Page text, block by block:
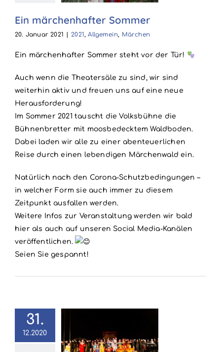
Ein märchenhafter Sommer
20. Januar 2021 2021,Allgemein, Märchen
Ein märchenhafter Sommer steht vor der Tür!
Auch wenn die Theatersäle zu sind, wir sind
weiterhin aktiv und freuen uns auf eine neue
Herausforderung!
Im Sommer 2021 tauscht die Volksbühne die
Bühnenbretter mit moosbedecktem Waldboden.
Dabei laden wir alle zu einer abenteuerlichen
Reise durch einen lebendigen Märchenwald ein.
Natürlich nach den Corona-Schutzbedingungen –
in welcher Form sie auch immer zu diesem
Zeitpunkt ausfallen werden.
Weitere Infos zur Veranstaltung werden wir bald
hier als auch auf unseren Social Media-Kanälen
veröffentlichen.
Seien Sie gespannt!
31.
12.2020
Rutsch ins